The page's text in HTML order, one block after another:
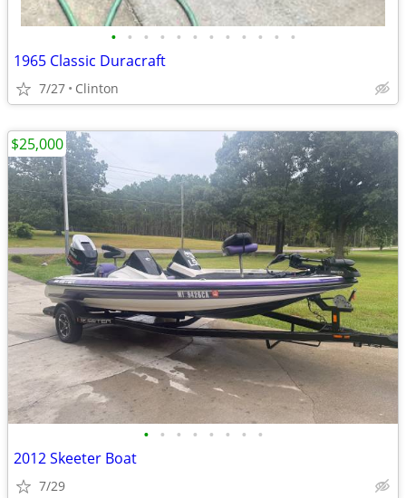
• • • • • • • • • • • •
1965 Classic Duracraft
7/27 Clinton
• • • • • • • •
2012 Skeeter Boat
7/29
$25,000